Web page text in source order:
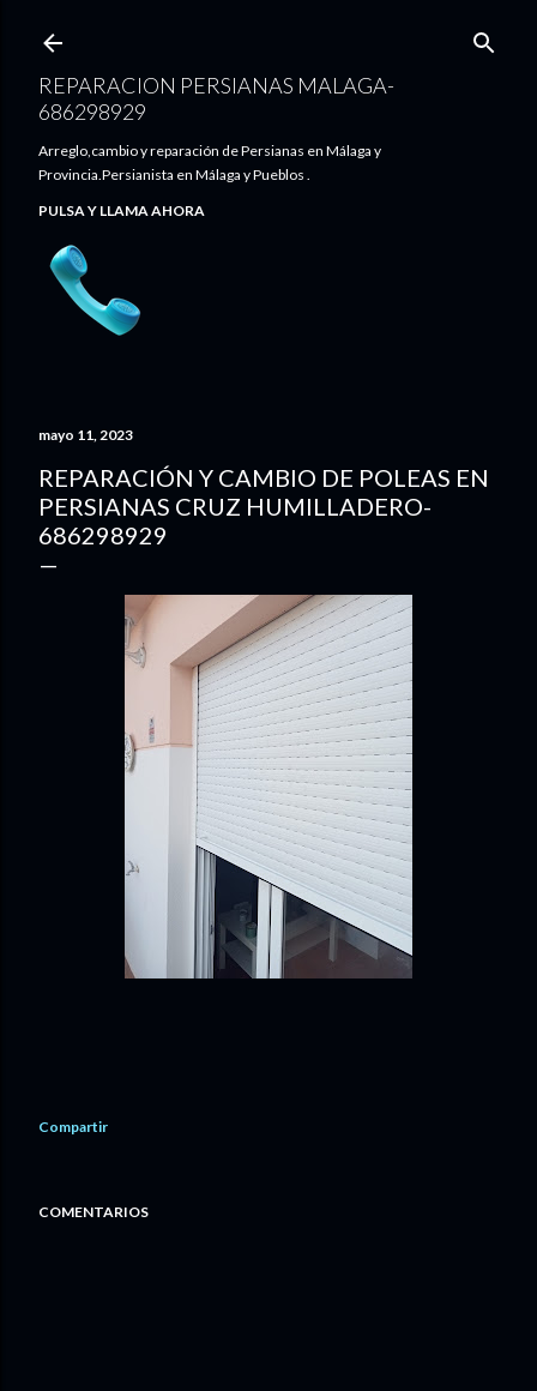
REPARACION PERSIANAS MALAGA-
686298929
Arreglo,cambio y reparación de Persianas en Málaga y
Provincia.Persianista en Málaga y Pueblos .
PULSA Y LLAMA AHORA
mayo 11, 2023
REPARACIÓN Y CAMBIO DE POLEAS EN
PERSIANAS CRUZ HUMILLADERO-
686298929
Compartir
COMENTARIOS